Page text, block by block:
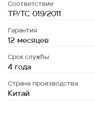
Соответствие
ТР/ТС 019/2011
Гарантия
12 месяцев
Срок службы
4 года
Страна производства
Китай